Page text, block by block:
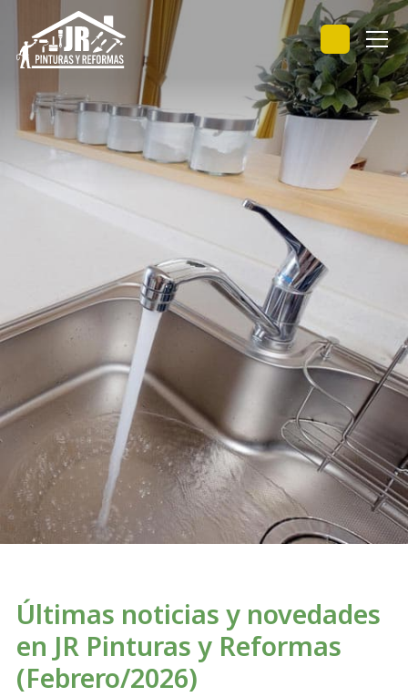
Últimas noticias y novedades
en JR Pinturas y Reformas
(Febrero/2026)